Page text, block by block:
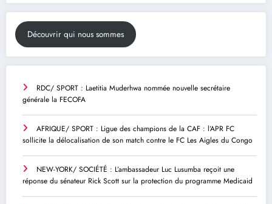
Découvrir qui nous sommes
RDC/ SPORT : Laetitia Muderhwa nommée nouvelle secrétaire
générale la FECOFA
AFRIQUE/ SPORT : Ligue des champions de la CAF : l’APR FC
sollicite la délocalisation de son match contre le FC Les Aigles du Congo
NEW-YORK/ SOCIÉTÉ : L’ambassadeur Luc Lusumba reçoit une
réponse du sénateur Rick Scott sur la protection du programme Medicaid